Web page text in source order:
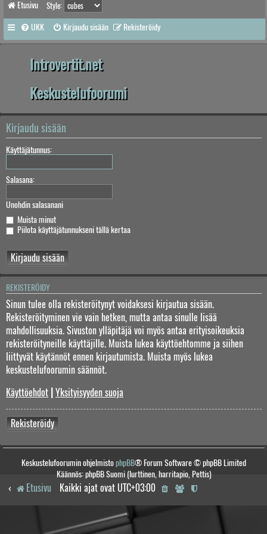
Etusivu Style:
UKK Kirjaudu sisään Rekisteröidy
Introvertit.net
Keskustelufoorumi
Kirjaudu sisään
Käyttäjätunnus:
Salasana:
Unohdin salasanani
Muista minut
Piilota käyttäjätunnukseni tällä kertaa
REKISTERÖIDY
Sinun tulee olla rekisteröitynyt voidaksesi kirjautua sisään.
Rekisteröityminen vie vain hetken, mutta antaa sinulle lisää
mahdollisuuksia. Sivuston ylläpitäjä voi myös antaa erityisoikeuksia
rekisteröityneille käyttäjille. Muista lukea käyttöehtomme ja siihen
liittyvät käytännöt ennen kirjautumista. Muista myös lukea
keskustelufoorumin säännöt.
Käyttöehdot Yksityisyyden suoja
Rekisteröidy
Keskustelufoorumin ohjelmistophpBB® Forum Software © phpBB Limited
Käännös: phpBB Suomi (lurttinen, harritapio, Pettis)
Etusivu Kaikki ajat ovat UTC+03:00